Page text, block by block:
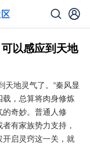
以感应到天地
天地灵气了。”秦风显
，总算将肉身修炼
奇妙。普通人修
有家族势力支持，
启灵窍这一关，就